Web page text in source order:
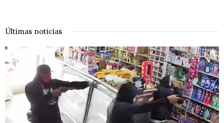
Últimas noticias